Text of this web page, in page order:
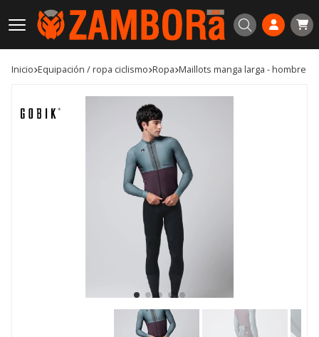
Buscar
Inicio equipación / ropa ciclismo ropa maillots manga larga - hombre